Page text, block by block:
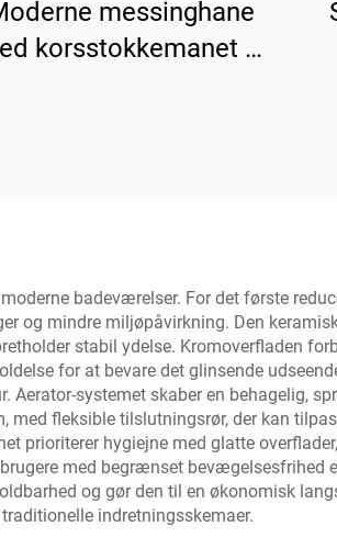
messinghane
korsstokkemanet til
badeværelser. For det første
og mindre miljøpåvirkning. Den
stabil ydelse. Kromoverfladen
for at bevare det glinsende
systemet skaber en behagelig,
med fleksible tilslutningsrør, der kan
prioriterer hygiejne med glatte
med begrænset bevægelsesfrihed
og gør den til en økonomisk
indretningsskemaer.